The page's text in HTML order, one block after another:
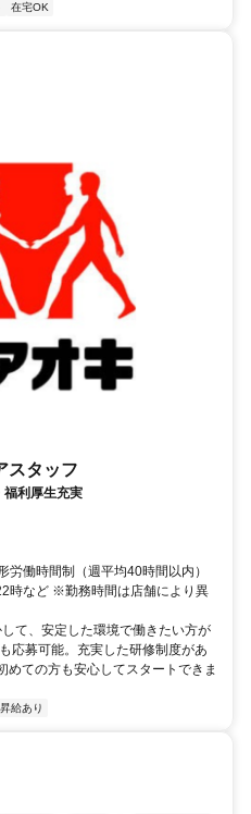
在宅OK
スタッフ
利厚生充実
働時間制（週平均40時間以内）
時など ※勤務時間は店舗により異
て、安定した環境で働きたい方が
応募可能。充実した研修制度があ
めての方も安心してスタートできま
昇給あり